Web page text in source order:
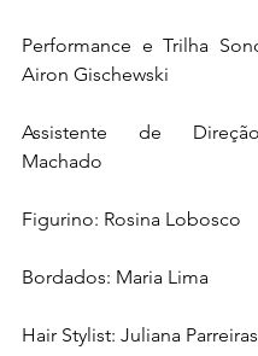
Performance e Trilha
Airon Gischewski
Assistente de
Machado
Figurino: Rosina Lobosco
Bordados: Maria Lima
Hair Stylist: Juliana Parreiras